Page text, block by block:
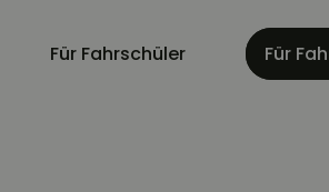
Für Fahrschüler Für